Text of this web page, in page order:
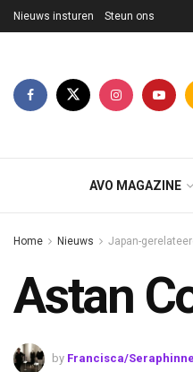
Nieuws insturen Steun ons
AVO MAGAZINE
Home Nieuws Japan-
Astan
by Francisca/Seraphinne